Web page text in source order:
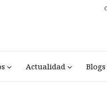
Actualidad Blogs